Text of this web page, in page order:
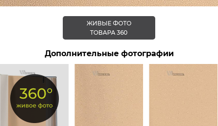
ЖИВЫЕ ФОТО
ТОВАРА 360
Дополнительные фотографии